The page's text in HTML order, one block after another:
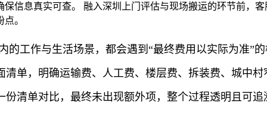
信息真实可查。 融入深圳上门评估与现场搬运的环节前，
。
工作与生活场景，都会遇到“最终费用以实际为准”
单，明确运输费、人工费、楼层费、拆装费、城中
清单对比，最终未出现额外项，整个过程透明且可追